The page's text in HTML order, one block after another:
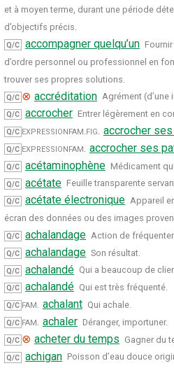
et à moyen terme, durant une période
d’objectifs précis.
Q/C accompagner quelqu’un
d’ordre personnel ou professionnel en
trouver ses propres solutions.
Q/C ⊗ accréditation Agrément
Q/C accrocher Entrer légèrement en
Q/C expressionfam.fig. accrocher
Q/C expressionfam. accrocher ses
Q/C acétaminophène Médicament
Q/C acétate Feuille transparente
Q/C acétate électronique Appareil
écran des données ou des images
Q/C achalandage Action de
Q/C achalandage Son résultat.
Q/C achalandé Qui a beaucoup de
Q/C achalandé Qui est très fréquenté.
Q/C fam. achalant Qui achale.
Q/C fam. achaler Déranger, importuner.
Q/C ⊗ acheter du temps Gagner du
Q/C achigan Poisson d’eau douce